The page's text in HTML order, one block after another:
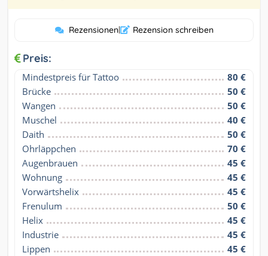
Rezensionen| Rezension schreiben
Preis:
Mindestpreis für Tattoo
80 €
Brücke
50 €
Wangen
50 €
Muschel
40 €
Daith
50 €
Ohrläppchen
70 €
Augenbrauen
45 €
Wohnung
45 €
Vorwärtshelix
45 €
Frenulum
50 €
Helix
45 €
Industrie
45 €
Lippen
45 €